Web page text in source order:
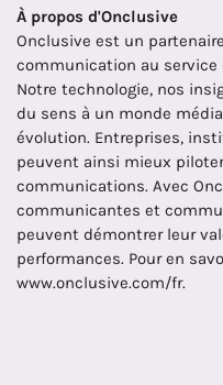
À propos d'Onclusive
Onclusive est un
communication au
Notre technologie, nos
du sens à un monde
évolution. Entreprises,
peuvent ainsi mieux
communications. Avec
communicantes et
peuvent démontrer leur
performances. Pour en
www.onclusive.com/fr.